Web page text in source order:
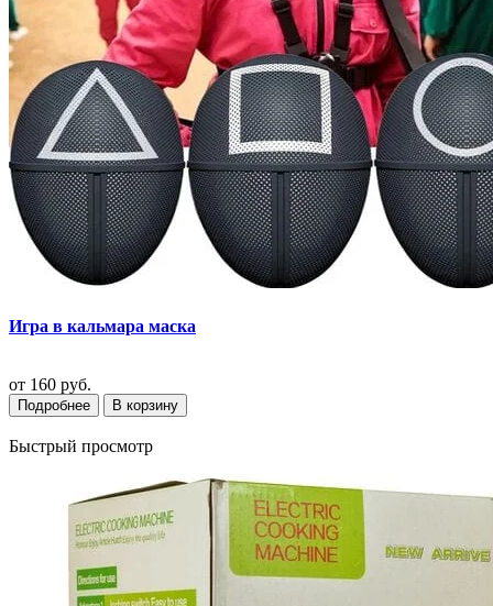
Игра в кальмара маска
от 160 руб.
Подробнее В корзину
Быстрый просмотр